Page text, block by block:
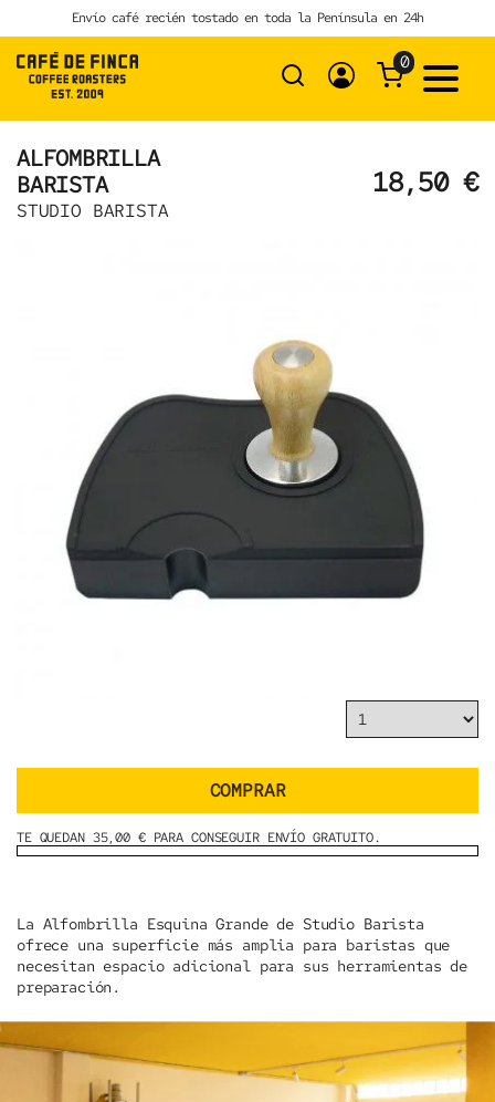
to
content
Envío café recién tostado en toda la Península en 24h
0
ALFOMBRILLA
BARISTA
18,50€
STUDIO BARISTA
COMPRAR
TE QUEDAN 35,00 € PARA CONSEGUIR ENVÍO GRATUITO.
La Alfombrilla Esquina Grande de Studio Barista
ofrece una superficie más amplia para baristas que
necesitan espacio adicional para sus herramientas de
preparación.